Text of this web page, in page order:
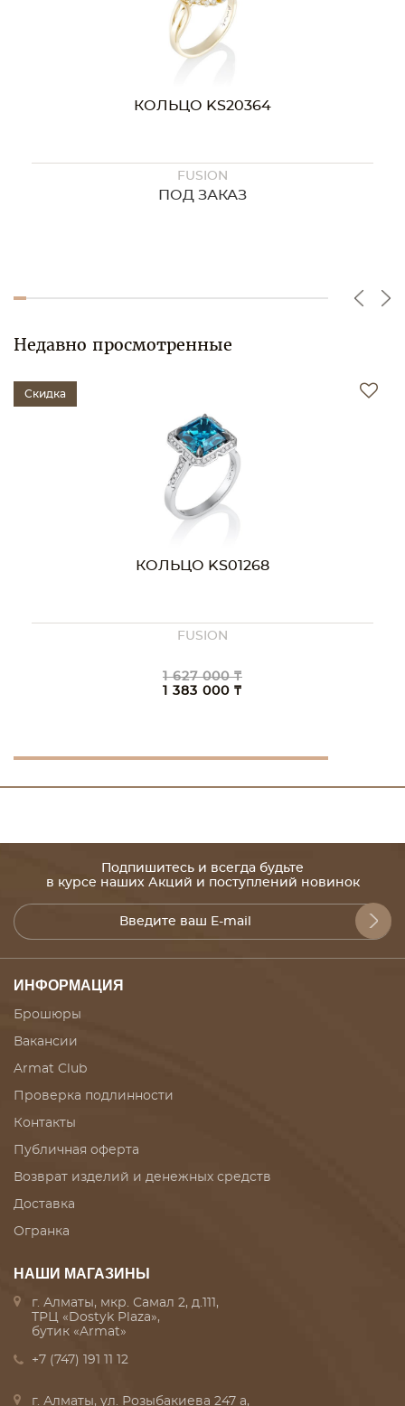
КОЛЬЦО KS11493
FUSION
ПОД ЗАКАЗ
Недавно просмотренные
Скидка
КОЛЬЦО KS01268
FUSION
1 627 000 ₸
1 383 000 ₸
Подпишитесь и всегда будьте
в курсе наших Акций и поступлений новинок
ИНФОРМАЦИЯ
Брошюры
Вакансии
Armat Club
Проверка подлинности
Контакты
Публичная оферта
Возврат изделий и денежных средств
Доставка
Огранка
НАШИ МАГАЗИНЫ
г. Алматы, мкр. Самал 2, д.111,
ТРЦ «Dostyk Plaza»,
бутик «Armat»
+7 (747) 191 11 12
г. Алматы, ул. Розыбакиева 247 а,